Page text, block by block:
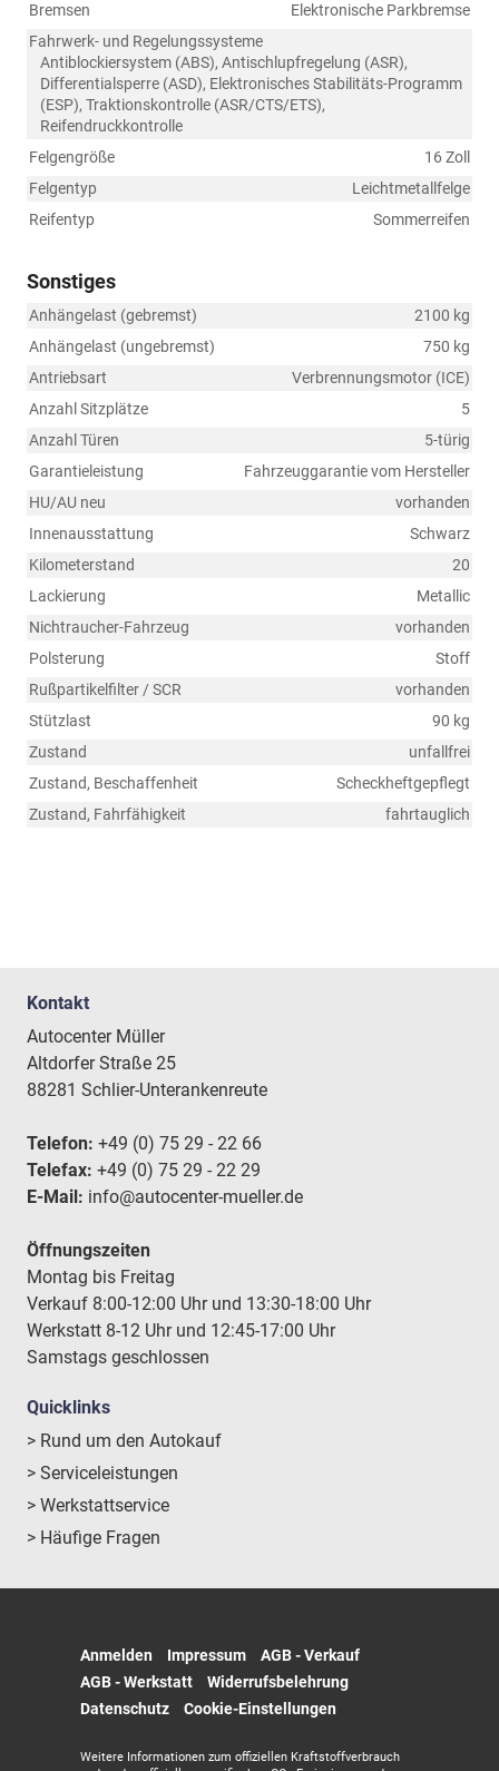
Bremsen
Elektronische Parkbremse
Fahrwerk- und Regelungssysteme
Antiblockiersystem (ABS), Antischlupfregelung (ASR),
Differentialsperre (ASD), Elektronisches Stabilitäts-Programm
(ESP), Traktionskontrolle (ASR/CTS/ETS),
Reifendruckkontrolle
Felgengröße
16 Zoll
Felgentyp
Leichtmetallfelge
Reifentyp
Sommerreifen
Sonstiges
Anhängelast (gebremst)
2100 kg
Anhängelast (ungebremst)
750 kg
Antriebsart
Verbrennungsmotor (ICE)
Anzahl Sitzplätze
5
Anzahl Türen
5-türig
Garantieleistung
Fahrzeuggarantie vom Hersteller
HU/AU neu
vorhanden
Innenausstattung
Schwarz
Kilometerstand
20
Lackierung
Metallic
Nichtraucher-Fahrzeug
vorhanden
Polsterung
Stoff
Rußpartikelfilter / SCR
vorhanden
Stützlast
90 kg
Zustand
unfallfrei
Zustand, Beschaffenheit
Scheckheftgepflegt
Zustand, Fahrfähigkeit
fahrtauglich
Kontakt
Autocenter Müller
Altdorfer Straße 25
88281 Schlier-Unterankenreute
Telefon: +49 (0) 75 29 - 22 66
Telefax: +49 (0) 75 29 - 22 29
E-Mail: info@autocenter-mueller.de
Öffnungszeiten
Montag bis Freitag
Verkauf 8:00-12:00 Uhr und 13:30-18:00 Uhr
Werkstatt 8-12 Uhr und 12:45-17:00 Uhr
Samstags geschlossen
Quicklinks
> Rund um den Autokauf
> Serviceleistungen
> Werkstattservice
> Häufige Fragen
Anmelden Impressum
AGB - Verkauf
AGB - Werkstatt
Widerrufsbelehrung
Datenschutz
Cookie-Einstellungen
Weitere Informationen zum offiziellen Kraftstoffverbrauch